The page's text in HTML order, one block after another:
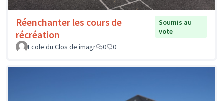
Réenchanter les cours de
récréation
Soumis au
vote
Ecole du Clos de imagr
0 0